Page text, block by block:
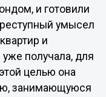
и готовили
умысел
и
получала, для
целью она
занимающуюся